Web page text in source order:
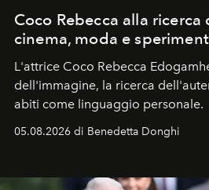
Coco Rebecca alla
cinema, moda e
L'attrice Coco Rebecca
dell'immagine, la ricerca
abiti come linguaggio personale.
05.08.2026 di Benedetta Donghi